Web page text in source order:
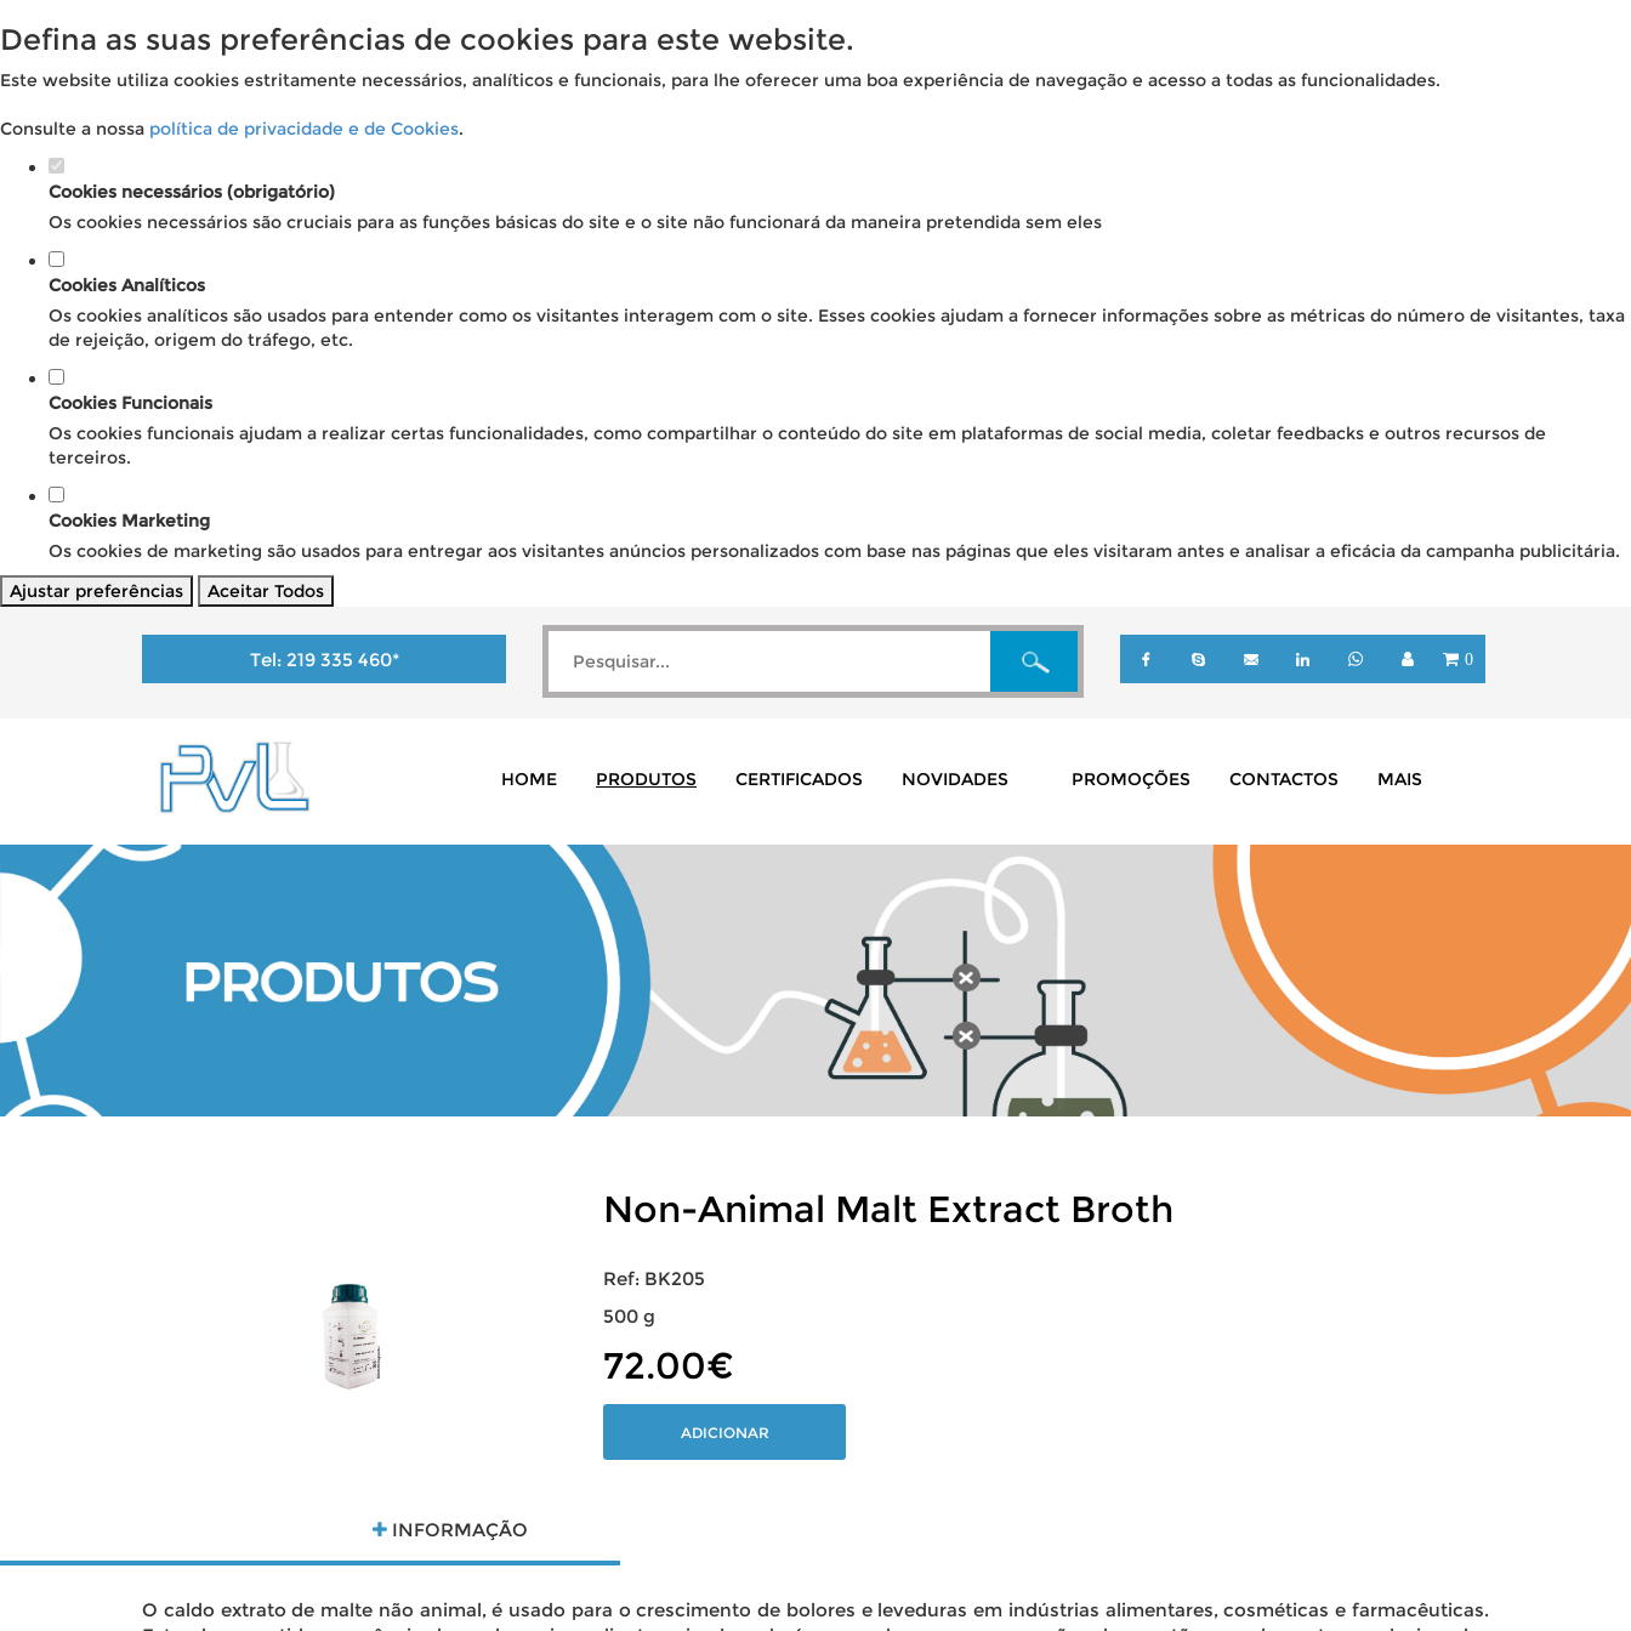
Defina as suas preferências de cookies para este website.
Este website utiliza cookies estritamente necessários, analíticos e funcionais, para lhe oferecer uma boa experiência de navegação e acesso a todas as funcionalidades.
Consulte a nossa política de privacidade e de Cookies.
Cookies necessários (obrigatório)
Os cookies necessários são cruciais para as funções básicas do site e o site não funcionará da maneira pretendida sem eles
Cookies Analíticos
Os cookies analíticos são usados para entender como os visitantes interagem com o site. Esses cookies ajudam a fornecer informações sobre as métricas do número de visitantes, taxa
de rejeição, origem do tráfego, etc.
Cookies Funcionais
Os cookies funcionais ajudam a realizar certas funcionalidades, como compartilhar o conteúdo do site em plataformas de social media, coletar feedbacks e outros recursos de
terceiros.
Cookies Marketing
Os cookies de marketing são usados para entregar aos visitantes anúncios personalizados com base nas páginas que eles visitaram antes e analisar a eficácia da campanha publicitária.
Ajustar preferências
Aceitar Todos
Tel: 219 335 460* 0
HOME PRODUTOS CERTIFICADOS NOVIDADES PROMOÇÕES CONTACTOS MAIS
Non-Animal Malt Extract Broth
Ref: BK205
500 g
72.00€
ADICIONAR
INFORMAÇÃO
O caldo extrato de malte não animal, é usado para o crescimento de bolores e leveduras em indústrias alimentares, cosméticas e farmacêuticas.